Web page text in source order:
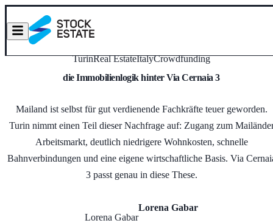
TurinReal EstateItalyCrowdfunding
die Immobilienlogik hinter Via Cernaia 3
Mailand ist selbst für gut verdienende Fachkräfte teuer geworden.
Turin nimmt einen Teil dieser Nachfrage auf: Zugang zum
Arbeitsmarkt, deutlich niedrigere Wohnkosten, schnelle
Bahnverbindungen und eine eigene wirtschaftliche Basis. Via
3 passt genau in diese These.
Lorena Gabar
Lorena Gabar